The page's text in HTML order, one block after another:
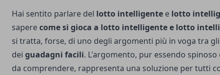
Hai sentito parlare del lotto intelligente e lotto
saperecome si gioca a lotto intelligente e lotto
si tratta, forse, di uno degli argomenti più in voga tra
dei guadagni facili. L'argomento, pur essendo
da comprendere, rappresenta una soluzione per tutti